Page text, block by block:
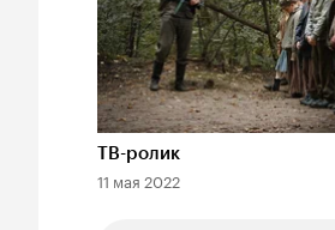
Длительность 55 сек
ТВ-ролик
11 мая 2022